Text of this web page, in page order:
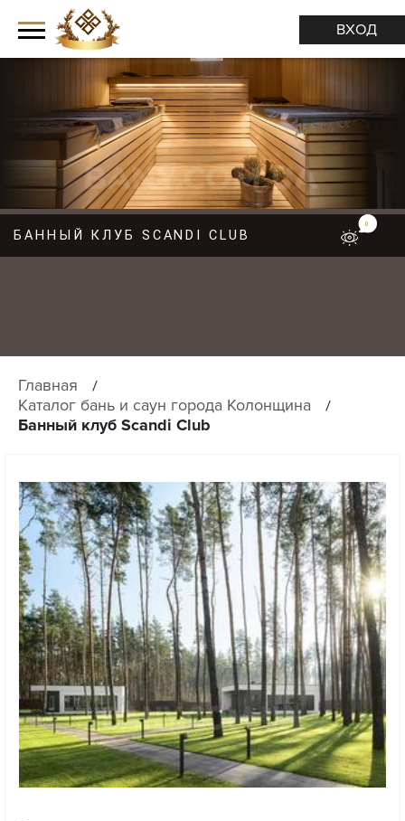
ВХОД
М
БАННЫЙ КЛУБ SCANDI CLUB
0
Главная
Каталог бань и саун города Колонщина
Банный клуб Scandi Club